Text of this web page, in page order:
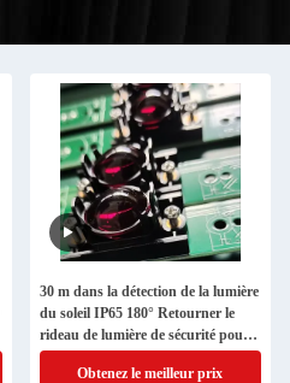
30 m dans la détection de la lumière
du soleil IP65 180° Retourner le
rideau de lumière de sécurité pour
la grande porte industrielle
Obtenez le meilleur prix